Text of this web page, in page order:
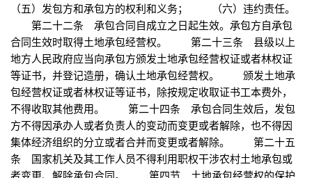
（五）发包方和承包方的权利和义务； （六）违约责任。
第二十二条 承包合同自成立之日起生效。承包方自承包
合同生效时取得土地承包经营权。 第二十三条 县级以上
地方人民政府应当向承包方颁发土地承包经营权证或者林权证
等证书，并登记造册，确认土地承包经营权。 颁发土地承
包经营权证或者林权证等证书，除按规定收取证书工本费外，
不得收取其他费用。 第二十四条 承包合同生效后，发包
方不得因承办人或者负责人的变动而变更或者解除，也不得因
集体经济组织的分立或者合并而变更或者解除。 第二十五
条 国家机关及其工作人员不得利用职权干涉农村土地承包或
者变更、解除承包合同。 第四节 土地承包经营权的保护